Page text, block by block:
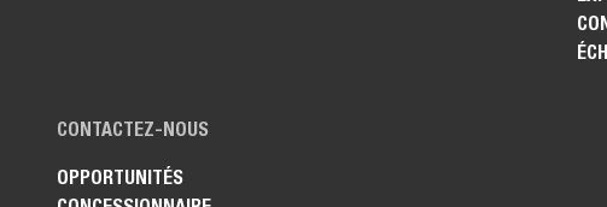
CONTACTEZ-NOUS
OPPORTUNITÉS